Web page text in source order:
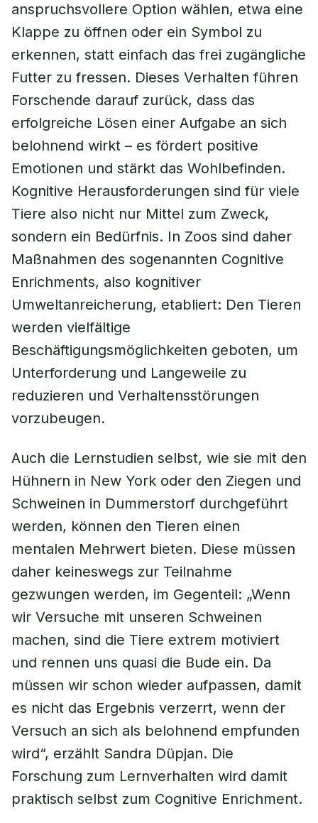
anspruchsvollere Option wählen, etwa eine
Klappe zu öffnen oder ein Symbol zu
erkennen, statt einfach das frei zugängliche
Futter zu fressen. Dieses Verhalten führen
Forschende darauf zurück, dass das
erfolgreiche Lösen einer Aufgabe an sich
belohnend wirkt – es fördert positive
Emotionen und stärkt das Wohlbefinden.
Kognitive Herausforderungen sind für viele
Tiere also nicht nur Mittel zum Zweck,
sondern ein Bedürfnis. In Zoos sind daher
Maßnahmen des sogenannten Cognitive
Enrichments, also kognitiver
Umweltanreicherung, etabliert: Den Tieren
werden vielfältige
Beschäftigungsmöglichkeiten geboten, um
Unterforderung und Langeweile zu
reduzieren und Verhaltensstörungen
vorzubeugen.
Auch die Lernstudien selbst, wie sie mit den
Hühnern in New York oder den Ziegen und
Schweinen in Dummerstorf durchgeführt
werden, können den Tieren einen
mentalen Mehrwert bieten. Diese müssen
daher keineswegs zur Teilnahme
gezwungen werden, im Gegenteil: „Wenn
wir Versuche mit unseren Schweinen
machen, sind die Tiere extrem motiviert
und rennen uns quasi die Bude ein. Da
müssen wir schon wieder aufpassen, damit
es nicht das Ergebnis verzerrt, wenn der
Versuch an sich als belohnend empfunden
wird“, erzählt Sandra Düpjan. Die
Forschung zum Lernverhalten wird damit
praktisch selbst zum Cognitive Enrichment.